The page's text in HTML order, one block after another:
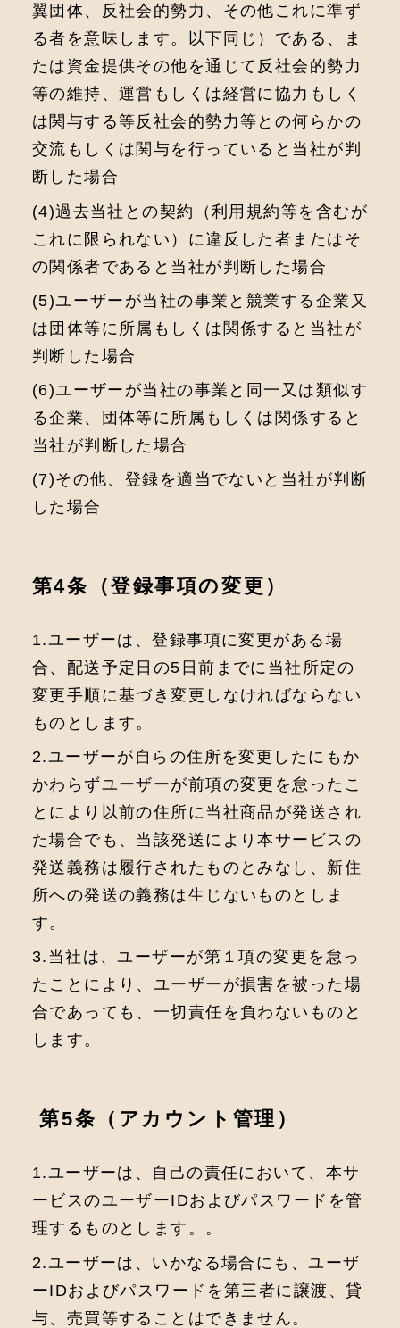
翼団体、反社会的勢力、その他これに準ず
る者を意味します。以下同じ）である、ま
たは資金提供その他を通じて反社会的勢力
等の維持、運営もしくは経営に協力もしく
は関与する等反社会的勢力等との何らかの
交流もしくは関与を行っていると当社が判
断した場合
(4)過去当社との契約（利⽤規約等を含むが
これに限られない）に違反した者またはそ
の関係者であると当社が判断した場合
(5)ユーザーが当社の事業と競業する企業⼜
は団体等に所属もしくは関係すると当社が
判断した場合
(6)ユーザーが当社の事業と同⼀⼜は類似す
る企業、団体等に所属もしくは関係すると
当社が判断した場合
(7)その他、登録を適当でないと当社が判断
した場合
第4条（登録事項の変更）
1.ユーザーは、登録事項に変更がある場
合、配送予定日の5日前までに当社所定の
変更手順に基づき変更しなければならない
ものとします。
2.ユーザーが自らの住所を変更したにもか
かわらずユーザーが前項の変更を怠ったこ
とにより以前の住所に当社商品が発送され
た場合でも、当該発送により本サービスの
発送義務は履行されたものとみなし、新住
所への発送の義務は生じないものとしま
す。
3.当社は、ユーザーが第１項の変更を怠っ
たことにより、ユーザーが損害を被った場
合であっても、一切責任を負わないものと
します。
第5条（アカウント管理）
1.ユーザーは、自己の責任において、本サ
ービスのユーザーIDおよびパスワードを管
理するものとします。。
2.ユーザーは、いかなる場合にも、ユーザ
ーIDおよびパスワードを第三者に譲渡、貸
与、売買等することはできません。